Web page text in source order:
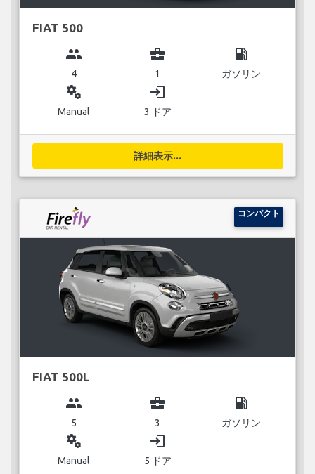
FIAT 500
group
4
business_center
1
local_gas_station
ガソリン
miscellaneous_services
Manual
login
3 ドア
詳細表示...
コンパクト
FIAT 500L
group
5
business_center
3
local_gas_station
ガソリン
miscellaneous_services
Manual
login
5 ドア